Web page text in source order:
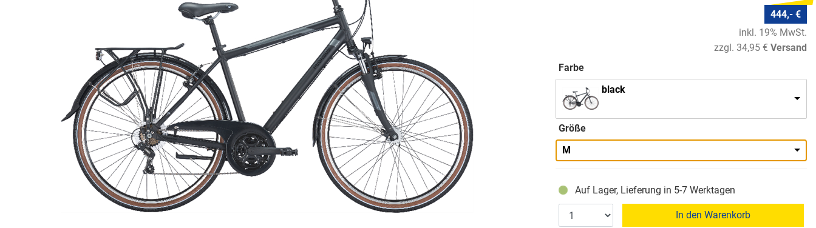
444,- €
inkl. 19% MwSt.
zzgl. 34,95 € Versand
Farbe
black
Größe
M
Auf Lager, Lieferung in 5-7 Werktagen
In den Warenkorb